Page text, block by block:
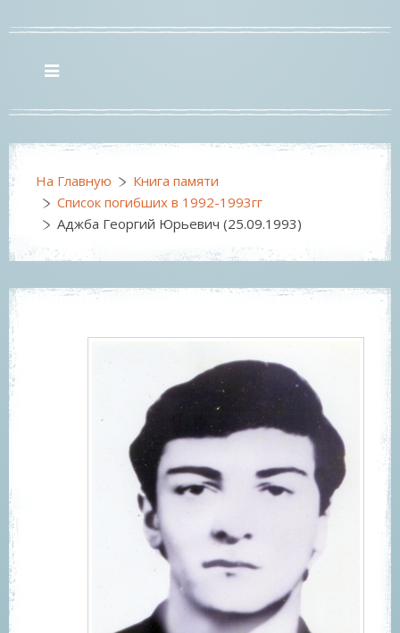
На Главную
Книга памяти
Список погибших в 1992-1993гг
Аджба Георгий Юрьевич (25.09.1993)